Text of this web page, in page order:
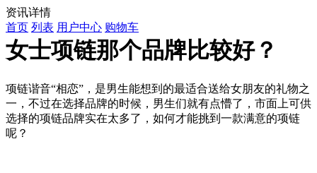
资讯详情
首页 列表 用户中心 购物车
女士项链那个品牌比较好？
项链谐音“相恋”，是男生能想到的最适合送给女朋友的礼物之
一，不过在选择品牌的时候，男生们就有点懵了，市面上可供
选择的项链品牌实在太多了，如何才能挑到一款满意的项链
呢？